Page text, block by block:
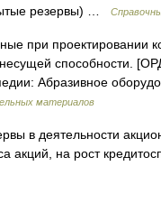
резервы) …
при проектировании
способности.
Абразивное
материалов
в деятельности
акций, на рост